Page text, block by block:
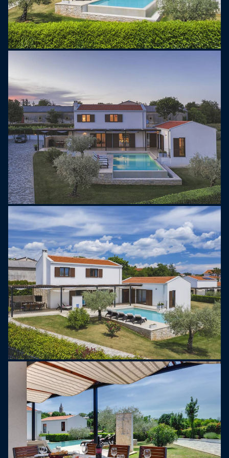
idealny do pływania wczesnym rankiem lub
późnym wieczorem.
Na pierwszym piętrze znajdziesz wyjątkowy układ
kolejnej sypialni wyposażonej w rozkładane łóżko
odpowiednie dla dwóch osób. Na tym piętrze
znajduje się również kolejna sypialnia z 2
pojedynczymi łóżkami i własną łazienką,
zapewniająca prywatność i wygodę wszystkim
gościom.
Villa Luna Rossa wyposażona jest w meble
tarasowe, leżaki, sejf oraz udogodnienia dla dzieci,
takie jak wysokie krzesełko i łóżeczko dziecięce.
Willa położona jest w dogodnej lokalizacji,
zaledwie 600 metrów od najbliższego sklepu, 1 km
od lokalnej restauracji i ścieżek spacerowych oraz
ścieżki rowerowej, które zachęcają do zwiedzania
malowniczej okolicy.
Villa Luna Rossa to idealna propozycja dla rodzin
lub grup poszukujących połączenia luksusu i
wygody w idyllicznym otoczeniu Istrii. Zapewnia
ona niezapomniany wypoczynek.